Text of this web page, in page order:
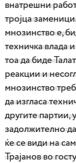
внатрешни
тројца
мнозинство е,
техничка влада
тоа да биде
реакции и
мнозинство
да изгласа
другите партии,
задолжително да
ќе се види на
Трајанов во